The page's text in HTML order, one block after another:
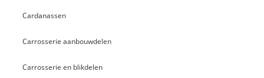
Cardanassen
Carrosserie aanbouwdelen
Carrosserie en blikdelen